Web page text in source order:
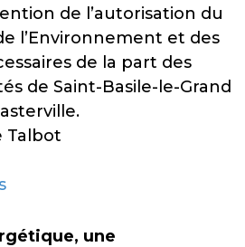
de l’autorisation du
l’Environnement et des
de la part des
de Saint-Basile-le-Grand
Talbot
une